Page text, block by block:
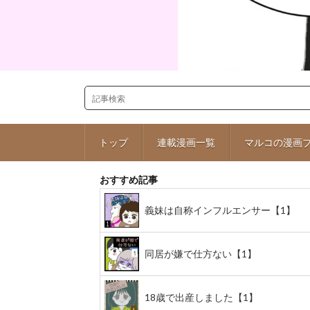
トップ 連載漫画一覧 マルコの漫画
おすすめ記事
義妹は自称インフルエンサー【1】
同居が嫌で仕方ない【1】
18歳で出産しました【1】